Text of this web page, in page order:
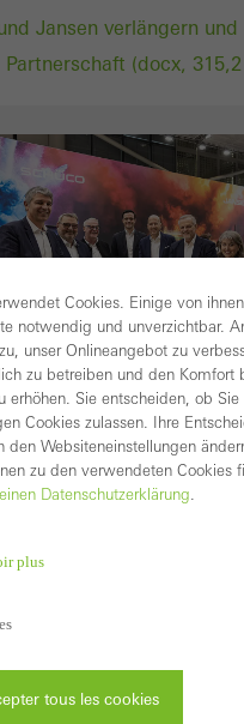
Jansen verlängern
(docx, 315,2
Sara Barth //
KG
der
Schüco International
Chief Commercial
Cookies. Einige von
notwendig und unverzichtbar.
unser Onlineangebot zu
zu betreiben und den Komfort
erhöhen. Sie entscheiden, ob
Cookies zulassen. Ihre
den Websiteneinstellungen
zu den verwendeten Cookies
Datenschutzerklärung
plus
tous les cookies